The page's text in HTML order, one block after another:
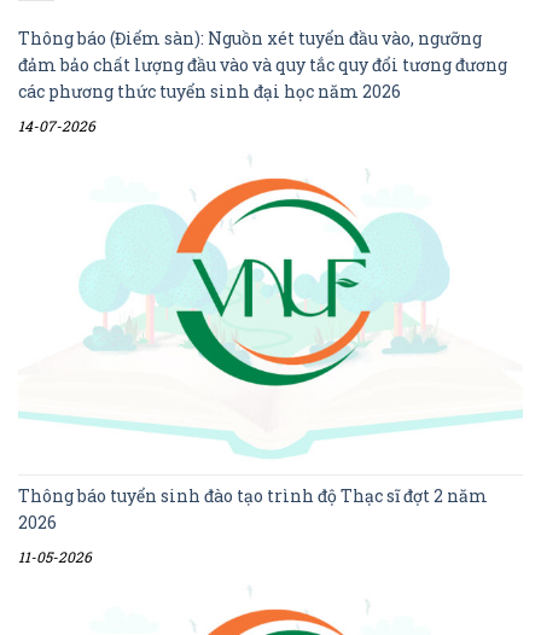
Thông báo (Điểm sàn): Nguồn xét tuyển đầu vào, ngưỡng
đảm bảo chất lượng đầu vào và quy tắc quy đổi tương đương
các phương thức tuyển sinh đại học năm 2026
14-07-2026
Thông báo tuyển sinh đào tạo trình độ Thạc sĩ đợt 2 năm
2026
11-05-2026